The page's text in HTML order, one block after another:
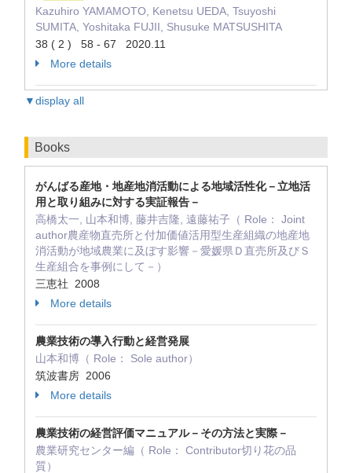
Kazuhiro YAMAMOTO, Kenetsu UEDA, Tsuyoshi
SUMITA, Yoshitaka FUJII, Shusuke MATSUSHITA
38 ( 2 ) 58 - 67 2020.11
More details
▼display all
Books
がんばる産地・地産地消活動による地域活性化－立地活
用と取り組みに対する実証報告－
高橋太一, 山本和博, 藤井吉隆, 遠藤祐子（ Role： Joint
author農産物直売所と付加価値活用型生産組織の地産地
消活動が地域農業に及ぼす影響－愛媛県Ｄ直売所及びＳ
生産組合を事例にして－）
三恵社 2008
More details
農業技術の導入行動と経営発展
山本和博（ Role： Sole author）
筑波書房 2006
More details
農業技術の経営評価マニュアル－その方法と実際－
農業研究センター編（ Role： Contributor切り花の品
質）